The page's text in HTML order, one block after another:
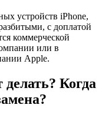
устройств iPhone,
с доплатой
коммерческой
или в
Apple.
Когда